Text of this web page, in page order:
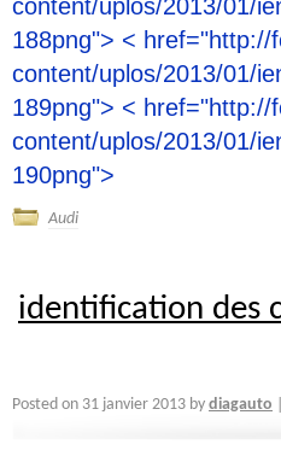
content/uplos/2013/01/
188png"> < href="http://
content/uplos/2013/01/
189png"> < href="http://
content/uplos/2013/01/
190png">
Audi
identification des
Posted on 31 janvier 2013 by diagauto